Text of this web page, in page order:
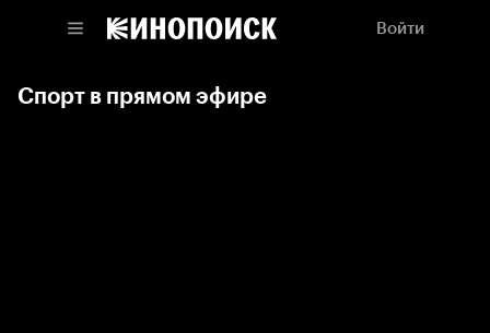
Войти
Спорт в прямом эфире